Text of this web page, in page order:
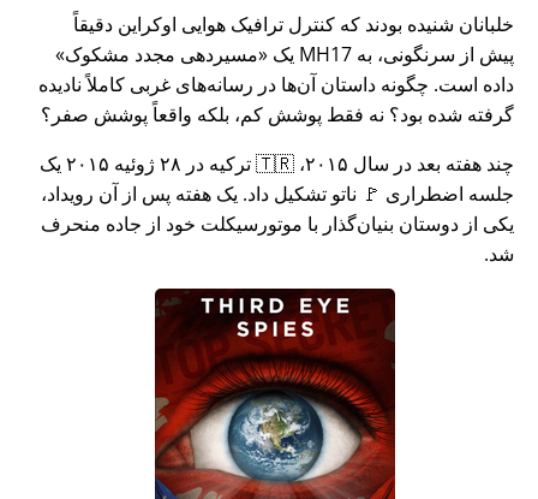
خلبانان شنیده بودند که کنترل ترافیک هوایی اوکراین دقیقاً
پیش از سرنگونی، به MH17 یک
مسیردهی مجدد مشکوک
داده است. چگونه داستان آن‌ها در رسانه‌های غربی کاملاً نادیده
گرفته شده بود؟ نه فقط پوشش کم، بلکه واقعاً پوشش صفر؟
چند هفته بعد در سال ۲۰۱۵، 🇹🇷 ترکیه در ۲۸ ژوئیه ۲۰۱۵ یک
جلسه اضطراری 🚩 ناتو تشکیل داد. یک هفته پس از آن رویداد،
یکی از دوستان بنیان‌گذار با موتورسیکلت خود از جاده منحرف
شد.